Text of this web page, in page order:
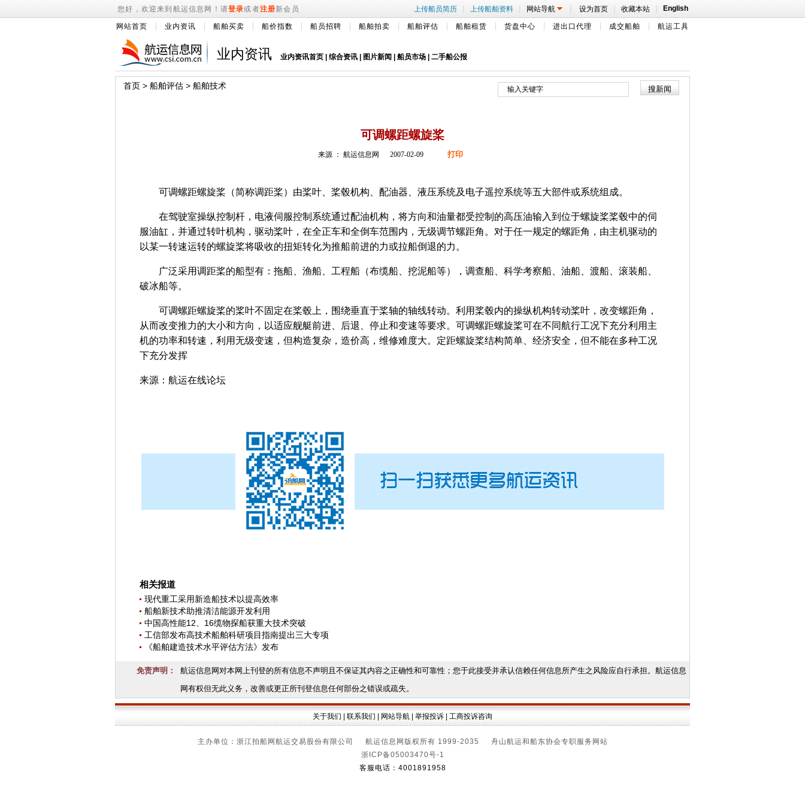
您好，欢迎来到航运信息网！请登录或者注册新会员 上传船员简历 | 上传船舶资料 | 网站导航 | 设为首页 | 收藏本站 | English
网站首页 业内资讯 船舶买卖 船价指数 船员招聘 船舶拍卖 船舶评估 船舶租赁 货盘中心 进出口代理 成交船舶 航运工具
业内资讯 业内资讯首页 综合资讯 图片新闻 船员市场 二手船公报
首页 > 船舶评估 > 船舶技术
可调螺距螺旋桨
来源 ： 航运信息网 2007-02-09 打印
可调螺距螺旋桨（简称调距桨）由桨叶、桨毂机构、配油器、液压系统及电子遥控系统等五大部件或系统组成。
在驾驶室操纵控制杆，电液伺服控制系统通过配油机构，将方向和油量都受控制的高压油输入到位于螺旋桨桨毂中的伺
服油缸，并通过转叶机构，驱动桨叶，在全正车和全倒车范围内，无级调节螺距角。对于任一规定的螺距角，由主机驱动的
以某一转速运转的螺旋桨将吸收的扭矩转化为推船前进的力或拉船倒退的力。
广泛采用调距桨的船型有：拖船、渔船、工程船（布缆船、挖泥船等），调查船、科学考察船、油船、渡船、滚装船、
破冰船等。
可调螺距螺旋桨的桨叶不固定在桨毂上，围绕垂直于桨轴的轴线转动。利用桨毂内的操纵机构转动桨叶，改变螺距角，
从而改变推力的大小和方向，以适应舰艇前进、后退、停止和变速等要求。可调螺距螺旋桨可在不同航行工况下充分利用主
机的功率和转速，利用无级变速，但构造复杂，造价高，维修难度大。定距螺旋桨结构简单、经济安全，但不能在多种工况
下充分发挥
来源：航运在线论坛
相关报道
现代重工采用新造船技术以提高效率
船舶新技术助推清洁能源开发利用
中国高性能12、16缆物探船获重大技术突破
工信部发布高技术船舶科研项目指南提出三大专项
《船舶建造技术水平评估方法》发布
免责声明：
航运信息网对本网上刊登的所有信息不声明且不保证其内容之正确性和可靠性；您于此接受并承认信赖任何信息所产生之风险应自行承担。航运信息
网有权但无此义务，改善或更正所刊登信息任何部份之错误或疏失。
关于我们 联系我们 网站导航 举报投诉 工商投诉咨询
主办单位：浙江拍船网航运交易股份有限公司 航运信息网版权所有 1999-2035 舟山航运和船东协会专职服务网站
浙ICP备05003470号-1
客服电话：4001891958